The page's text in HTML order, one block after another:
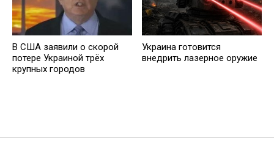
В США заявили о скорой
потере Украиной трёх
крупных городов
Украина готовится
внедрить лазерное оружие